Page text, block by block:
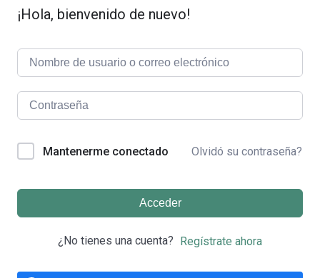
¡Hola, bienvenido de nuevo!
Mantenerme conectado Olvidó su contraseña?
Acceder
¿No tienes una cuenta? Regístrate ahora